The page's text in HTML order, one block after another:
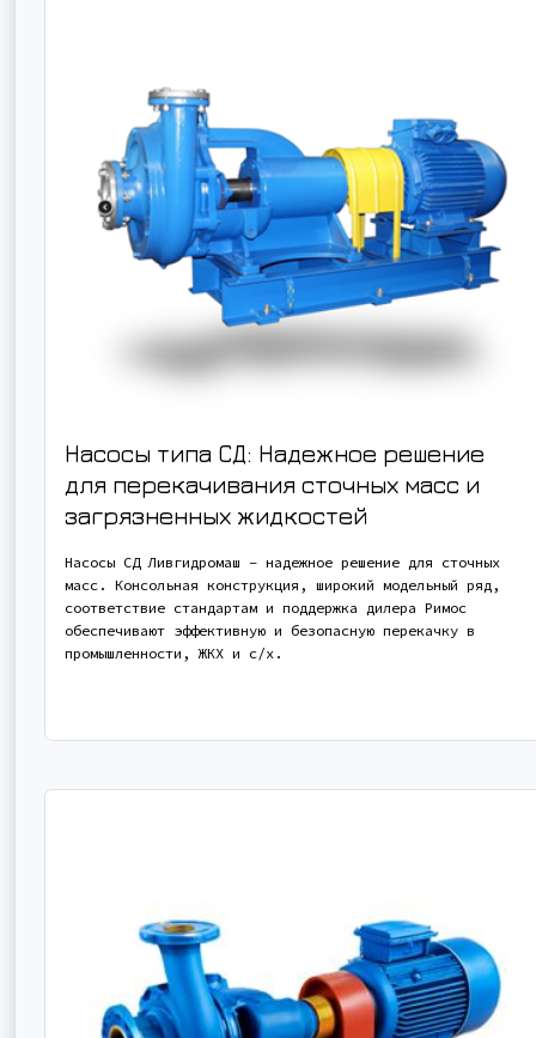
Насосы типа СД: Надежное решение
для перекачивания сточных масс и
загрязненных жидкостей
Насосы СД Ливгидромаш – надежное решение для сточных
масс. Консольная конструкция, широкий модельный ряд,
соответствие стандартам и поддержка дилера Римос
обеспечивают эффективную и безопасную перекачку в
промышленности, ЖКХ и с/х.